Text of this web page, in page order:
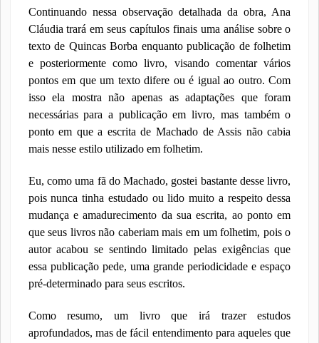
Continuando nessa observação detalhada da obra, Ana
Cláudia trará em seus capítulos finais uma análise sobre o
texto de Quincas Borba enquanto publicação de folhetim
e posteriormente como livro, visando comentar vários
pontos em que um texto difere ou é igual ao outro. Com
isso ela mostra não apenas as adaptações que foram
necessárias para a publicação em livro, mas também o
ponto em que a escrita de Machado de Assis não cabia
mais nesse estilo utilizado em folhetim.
Eu, como uma fã do Machado, gostei bastante desse livro,
pois nunca tinha estudado ou lido muito a respeito dessa
mudança e amadurecimento da sua escrita, ao ponto em
que seus livros não caberiam mais em um folhetim, pois o
autor acabou se sentindo limitado pelas exigências que
essa publicação pede, uma grande periodicidade e espaço
pré-determinado para seus escritos.
Como resumo, um livro que irá trazer estudos
aprofundados, mas de fácil entendimento para aqueles que